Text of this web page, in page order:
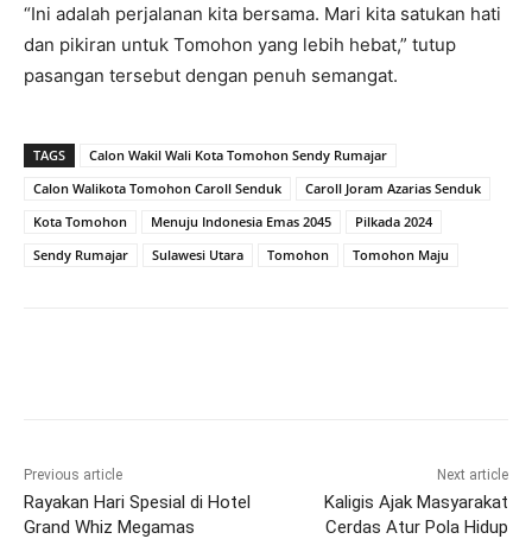
“Ini adalah perjalanan kita bersama. Mari kita satukan hati
dan pikiran untuk Tomohon yang lebih hebat,” tutup
pasangan tersebut dengan penuh semangat.
TAGS
Calon Wakil Wali Kota Tomohon Sendy Rumajar
Calon Walikota Tomohon Caroll Senduk
Caroll Joram Azarias Senduk
Kota Tomohon
Menuju Indonesia Emas 2045
Pilkada 2024
Sendy Rumajar
Sulawesi Utara Tomohon Tomohon Maju
Previous article
Rayakan Hari Spesial di Hotel
Grand Whiz Megamas
Next article
Kaligis Ajak Masyarakat
Cerdas Atur Pola Hidup